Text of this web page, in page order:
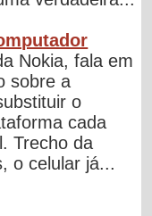
Nokia, fala em
sobre a
o
cada
Trecho da
o celular já...